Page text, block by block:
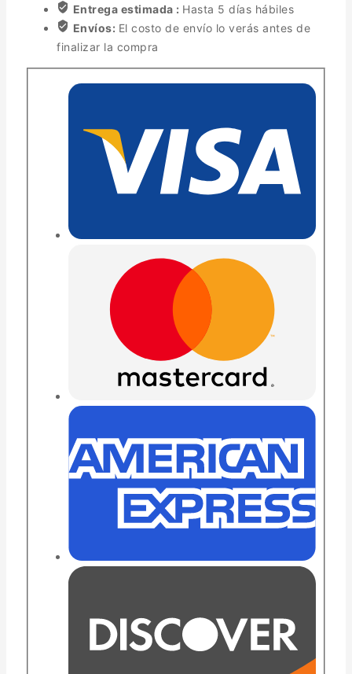
Entrega estimada : Hasta 5 días hábiles
Envíos: El costo de envío lo verás antes de
finalizar la compra